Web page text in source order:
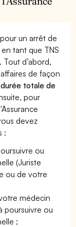
un arrêt de
tant que TNS
d’abord,
de façon
durée totale de
pour
devez
:
ou
(Juriste
ou de votre
médecin
poursuivre ou
;